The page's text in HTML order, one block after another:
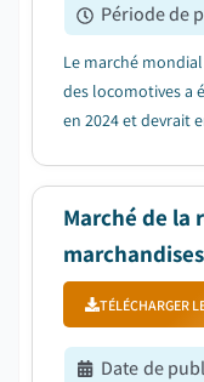
Période de
Le marché
des locomotives a
en 2024 et devrait
Marché de la
marchandises
TÉLÉCHARGER
Date de